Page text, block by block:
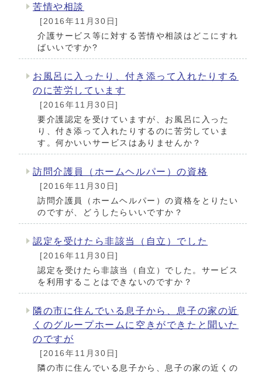
苦情や相談
[2016年11月30日]
介護サービス等に対する苦情や相談はどこにすれ
ばいいですか?
お風呂に入ったり、付き添って入れたりする
のに苦労しています
[2016年11月30日]
要介護認定を受けていますが、お風呂に入った
り、付き添って入れたりするのに苦労していま
す。何かいいサービスはありませんか？
訪問介護員（ホームヘルパー）の資格
[2016年11月30日]
訪問介護員（ホームヘルパー）の資格をとりたい
のですが、どうしたらいいですか？
認定を受けたら非該当（自立）でした
[2016年11月30日]
認定を受けたら非該当（自立）でした。サービス
を利用することはできないのですか？
隣の市に住んでいる息子から、息子の家の近
くのグループホームに空きができたと聞いた
のですが
[2016年11月30日]
隣の市に住んでいる息子から、息子の家の近くの